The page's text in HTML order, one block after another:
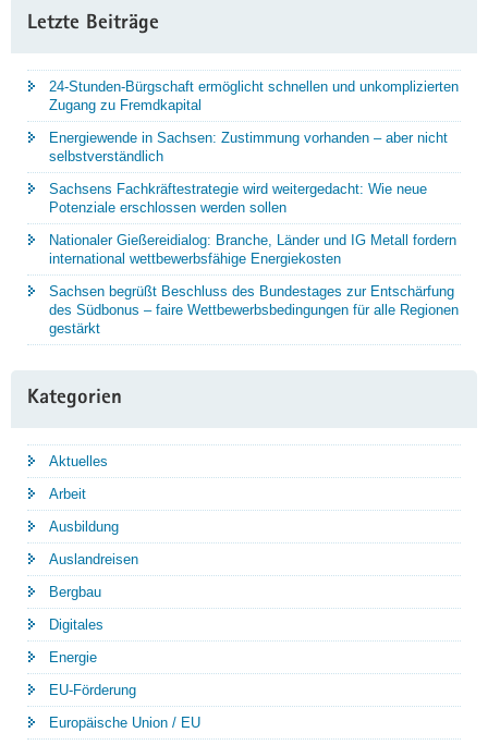
Letzte Beiträge
24-Stunden-Bürgschaft ermöglicht schnellen und unkomplizierten
Zugang zu Fremdkapital
Energiewende in Sachsen: Zustimmung vorhanden – aber nicht
selbstverständlich
Sachsens Fachkräftestrategie wird weitergedacht: Wie neue
Potenziale erschlossen werden sollen
Nationaler Gießereidialog: Branche, Länder und IG Metall fordern
international wettbewerbsfähige Energiekosten
Sachsen begrüßt Beschluss des Bundestages zur Entschärfung
des Südbonus – faire Wettbewerbsbedingungen für alle Regionen
gestärkt
Kategorien
Aktuelles
Arbeit
Ausbildung
Auslandreisen
Bergbau
Digitales
Energie
EU-Förderung
Europäische Union / EU